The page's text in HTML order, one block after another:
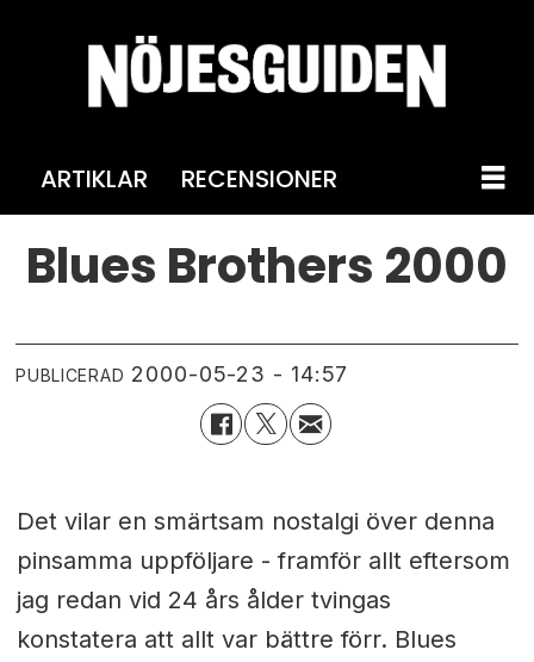
ARTIKLAR RECENSIONER
Blues Brothers 2000
PUBLICERAD 2000-05-23 - 14:57
Det vilar en smärtsam nostalgi över denna
pinsamma uppföljare - framför allt eftersom
jag redan vid 24 års ålder tvingas
konstatera att allt var bättre förr. Blues